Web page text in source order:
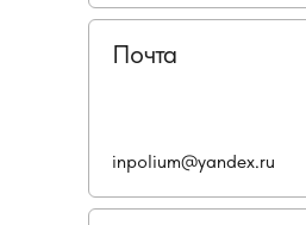
Почта
inpolium@yandex.ru